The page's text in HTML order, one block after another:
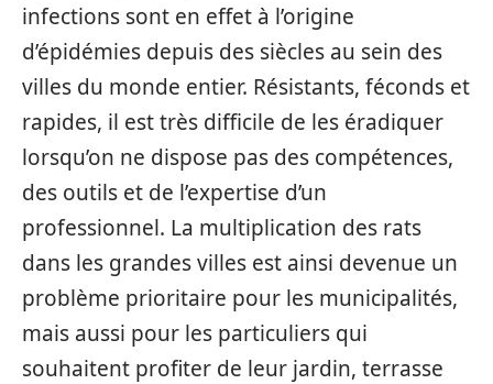
infections sont en effet à l’origine
d’épidémies depuis des siècles au sein des
villes du monde entier. Résistants, féconds et
rapides, il est très difficile de les éradiquer
lorsqu’on ne dispose pas des compétences,
des outils et de l’expertise d’un
professionnel. La multiplication des rats
dans les grandes villes est ainsi devenue un
problème prioritaire pour les municipalités,
mais aussi pour les particuliers qui
souhaitent profiter de leur jardin, terrasse